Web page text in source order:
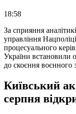
18:58
За сприяння
управління
процесуального
України встановили
до скоєння
Київський
серпня